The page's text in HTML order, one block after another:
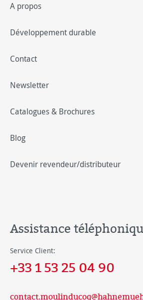
A propos
Développement durable
Contact
Newsletter
Catalogues & Brochures
Blog
Devenir revendeur/distributeur
Assistance
Service Client:
+33 1 53 25 04 90